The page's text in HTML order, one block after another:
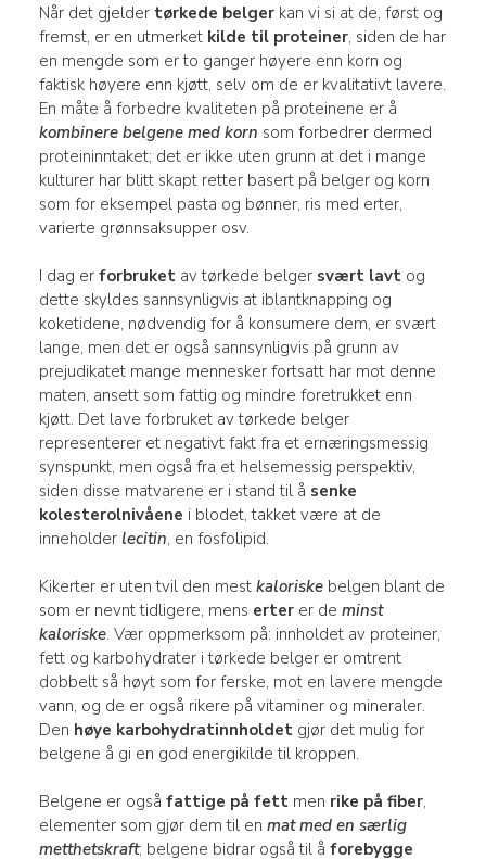
Når det gjelder tørkede belgerkan vi si at de, først og
fremst, er en utmerket kilde til proteiner, siden de har
en mengde som er to ganger høyere enn korn og
faktisk høyere enn kjøtt, selv om de er kvalitativt lavere.
En måte å forbedre kvaliteten på proteinene er å
kombinere belgene med korn som forbedrer dermed
proteininntaket; det er ikke uten grunn at det i mange
kulturer har blitt skapt retter basert på belger og korn
som for eksempel pasta og bønner, ris med erter,
varierte grønnsaksupper osv.
I dag er forbruketav tørkede belger svært lavtog
dette skyldes sannsynligvis at iblantknapping og
koketidene, nødvendig for å konsumere dem, er svært
lange, men det er også sannsynligvis på grunn av
prejudikatet mange mennesker fortsatt har mot denne
maten, ansett som fattig og mindre foretrukket enn
kjøtt. Det lave forbruket av tørkede belger
representerer et negativt fakt fra et ernæringsmessig
synspunkt, men også fra et helsemessig perspektiv,
siden disse matvarene er i stand til å senke
kolesterolnivåene i blodet, takket være at de
inneholder lecitin, en fosfolipid.
Kikerter er uten tvil den mest kaloriskebelgen blant de
som er nevnt tidligere, mens erterer de minst
kaloriske. Vær oppmerksom på: innholdet av proteiner,
fett og karbohydrater i tørkede belger er omtrent
dobbelt så høyt som for ferske, mot en lavere mengde
vann, og de er også rikere på vitaminer og mineraler.
Den høye karbohydratinnholdetgjør det mulig for
belgene å gi en god energikilde til kroppen.
Belgene er også fattige på fettmen rike på fiber,
elementer som gjør dem til en mat med en særlig
metthetskraft; belgene bidrar også til å forebygge